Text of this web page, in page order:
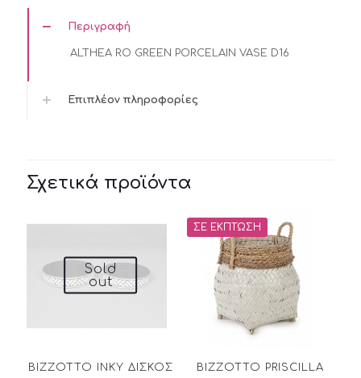
Περιγραφή
ALTHEA RO GREEN PORCELAIN VASE D16
Επιπλέον πληροφορίες
Σχετικά προϊόντα
Sold
out
BIZZOTTO INKY ΔΙΣΚΟΣ
ΣΕ ΈΚΠΤΩΣΗ
BIZZOTTO PRISCILLA